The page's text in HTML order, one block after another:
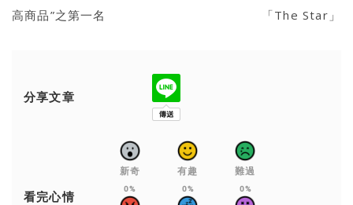
高商品”之第一名
「The Star」
分享文章
看完心情
新奇
0%
有趣
0%
難過
0%